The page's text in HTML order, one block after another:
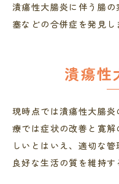
潰瘍性大腸炎に伴う腸
塞などの合併症を発見し
潰瘍性
現時点では潰瘍性大腸
療では症状の改善と寛
しいとはいえ、適切な
良好な生活の質を維持す